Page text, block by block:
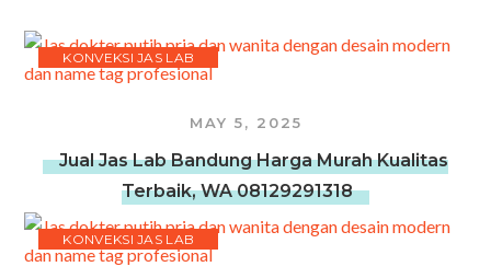
KONVEKSI JAS LAB
MAY 5, 2025
Jual Jas Lab Bandung Harga Murah Kualitas
Terbaik, WA 08129291318
KONVEKSI JAS LAB